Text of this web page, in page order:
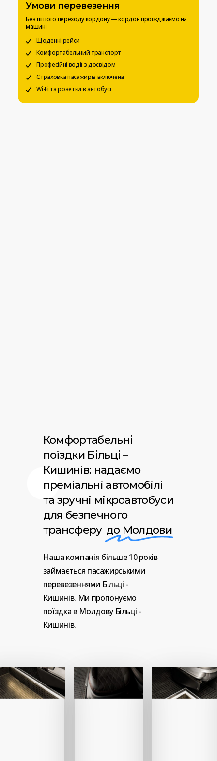
Вул. Леваневського
15:00Київ
Вокзальна пл. 4
20:00 Чернігів
Автостанція
Умови перевезення
Без пішого переходу кордону — кордон проїжджаємо на
машині
Щоденні рейси
Комфортабельний транспорт
Професійні водії з досвідом
Страховка пасажирів включена
Wi-Fi та розетки в автобусі
Комфортабельні
поїздки Більці –
Кишинів: надаємо
преміальні автомобілі
та зручні мікроавтобуси
для безпечного
трансферу до Молдови
Наша компанія більше10років
займається пасажирськими
перевезеннями Більці -
Кишинів. Ми пропонуємо
поїздка в Молдову Більці -
Кишинів.